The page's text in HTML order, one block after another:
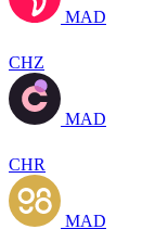
MAD
CHZ
MAD
CHR
MAD